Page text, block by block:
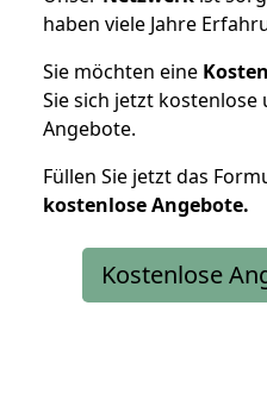
haben viele Jahre
Sie möchten eine
Sie sich jetzt
Angebote.
Füllen Sie jetzt das
kostenloseAngebote.
Kostenlose